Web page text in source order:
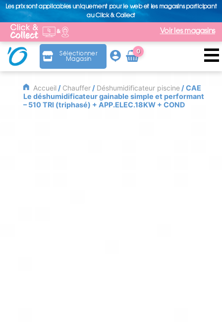
Les prix sont applicables uniquement pour le web et les magasins participant
au Click & Collect
Voir les magasins
Sélectionner
Magasin
0
Arti
cle
Accueil/ Chauffer/ Déshumidificateur piscine/ CAE
Le déshumidificateur gainable simple et performant
– 510 TRI (triphasé) + APP.ELEC.18KW + COND